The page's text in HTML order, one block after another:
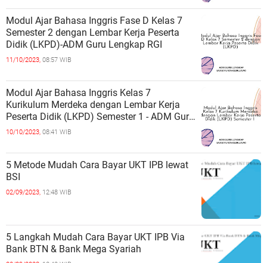
Modul Ajar Bahasa Inggris Fase D Kelas 7
Semester 2 dengan Lembar Kerja Peserta
Didik (LKPD)-ADM Guru Lengkap RGI
11/10/2023, 08:57 WIB
Modul Ajar Bahasa Inggris Kelas 7
Kurikulum Merdeka dengan Lembar Kerja
Peserta Didik (LKPD) Semester 1 - ADM Guru
Lengkap RGI
10/10/2023, 08:41 WIB
5 Metode Mudah Cara Bayar UKT IPB lewat
BSI
02/09/2023, 12:48 WIB
5 Langkah Mudah Cara Bayar UKT IPB Via
Bank BTN & Bank Mega Syariah